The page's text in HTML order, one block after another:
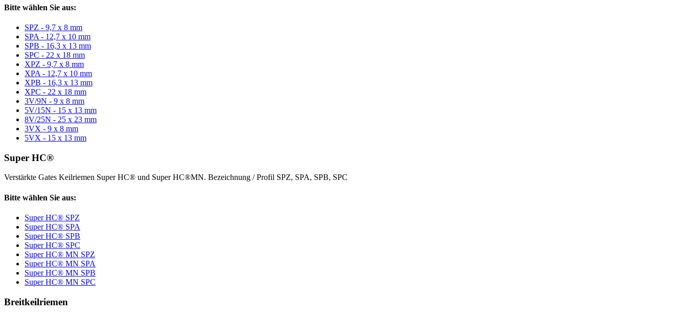
Bitte wählen Sie aus:
SPZ - 9,7 x 8 mm
SPA - 12,7 x 10 mm
SPB - 16,3 x 13 mm
SPC - 22 x 18 mm
XPZ - 9,7 x 8 mm
XPA - 12,7 x 10 mm
XPB - 16,3 x 13 mm
XPC - 22 x 18 mm
3V/9N - 9 x 8 mm
5V/15N - 15 x 13 mm
8V/25N - 25 x 23 mm
3VX - 9 x 8 mm
5VX - 15 x 13 mm
Super HC®
Verstärkte Gates Keilriemen Super HC® und Super HC®MN. Bezeichnung / Profil SPZ, SPA, SPB, SPC
Bitte wählen Sie aus:
Super HC® SPZ
Super HC® SPA
Super HC® SPB
Super HC® SPC
Super HC® MN SPZ
Super HC® MN SPA
Super HC® MN SPB
Super HC® MN SPC
Breitkeilriemen